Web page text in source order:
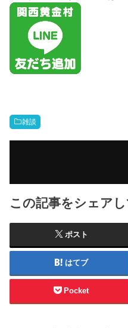
雑談
この記事をシェア
ポスト
はてブ
Pocket